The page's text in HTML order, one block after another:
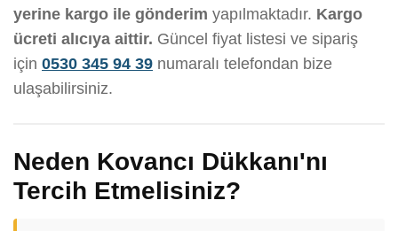
yerine kargo ile gönderim yapılmaktadır. Kargo
ücreti alıcıya aittir. Güncel fiyat listesi ve sipariş
için 0530 345 94 39 numaralı telefondan bize
ulaşabilirsiniz.
Neden Kovancı Dükkanı'nı
Tercih Etmelisiniz?